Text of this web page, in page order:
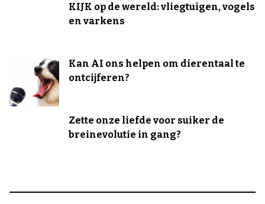
KIJK op de wereld: vliegtuigen, vogels
en varkens
Kan AI ons helpen om dierentaal te
ontcijferen?
Zette onze liefde voor suiker de
breinevolutie in gang?